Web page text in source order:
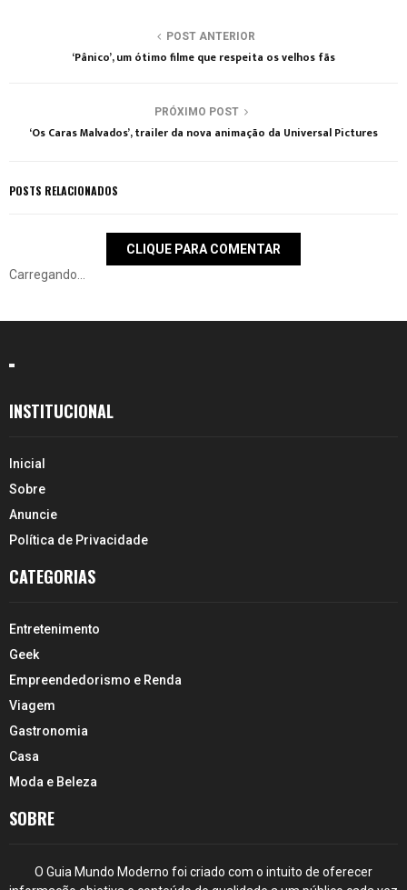
POST ANTERIOR
‘Pânico’, um ótimo filme que respeita os velhos fãs
PRÓXIMO POST
‘Os Caras Malvados’, trailer da nova animação da Universal Pictures
POSTS RELACIONADOS
CLIQUE PARA COMENTAR
Carregando...
INSTITUCIONAL
Inicial
Sobre
Anuncie
Política de Privacidade
CATEGORIAS
Entretenimento
Geek
Empreendedorismo e Renda
Viagem
Gastronomia
Casa
Moda e Beleza
SOBRE
O Guia Mundo Moderno foi criado com o intuito de oferecer